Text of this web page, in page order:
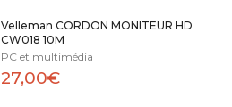
Velleman CORDON MONITEUR HD
CW018 10M
PC et multimédia
27,00€